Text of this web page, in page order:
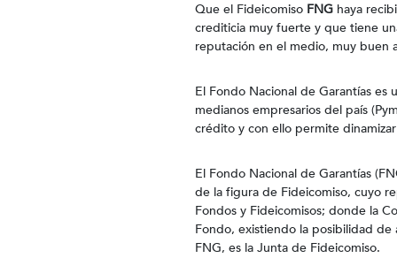
Que el Fideicomiso FNG haya
crediticia muy fuerte y que tiene
reputación en el medio, muy buen
El Fondo Nacional de Garantías
medianos empresarios del país
crédito y con ello permite
El Fondo Nacional de Garantías
de la figura de Fideicomiso, cuyo
Fondos y Fideicomisos; donde la
Fondo, existiendo la posibilidad
FNG, es la Junta de Fideicomiso.